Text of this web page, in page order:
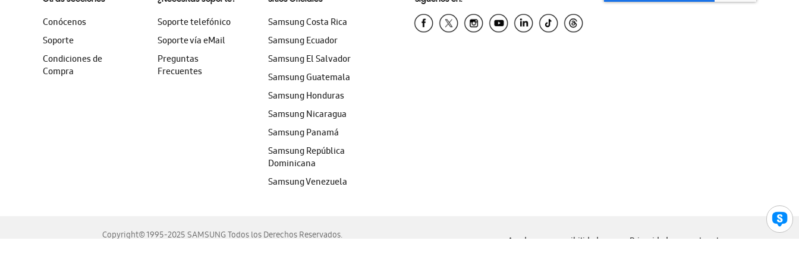
Conócenos
Soporte
Condiciones de
Compra
Soporte telefónico
Soporte vía eMail
Preguntas
Frecuentes
Samsung Costa Rica
Samsung Ecuador
Samsung El Salvador
Samsung Guatemala
Samsung Honduras
Samsung Nicaragua
Samsung Panamá
Samsung República
Dominicana
Samsung Venezuela
Copyright© 1995-2025 SAMSUNG Todos los Derechos Reservados.
Ayuda para accesibilidad Privacidad Legal